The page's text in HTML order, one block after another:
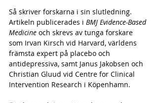
Så skriver forskarna i sin slutledning.
Artikeln publicerades i BMJ Evidence-Based
Medicine och skrevs av tunga forskare
som Irvan Kirsch vid Harvard, världens
främsta expert på placebo och
antidepressiva, samt Janus Jakobsen och
Christian Gluud vid Centre for Clinical
Intervention Research i Köpenhamn.